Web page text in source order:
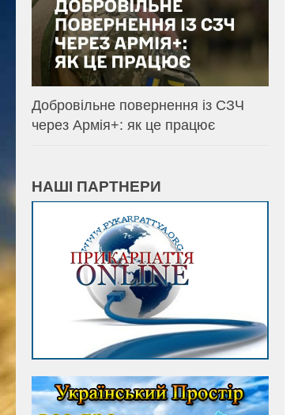
Добровільне повернення із СЗЧ
через Армія+: як це працює
НАШІ ПАРТНЕРИ